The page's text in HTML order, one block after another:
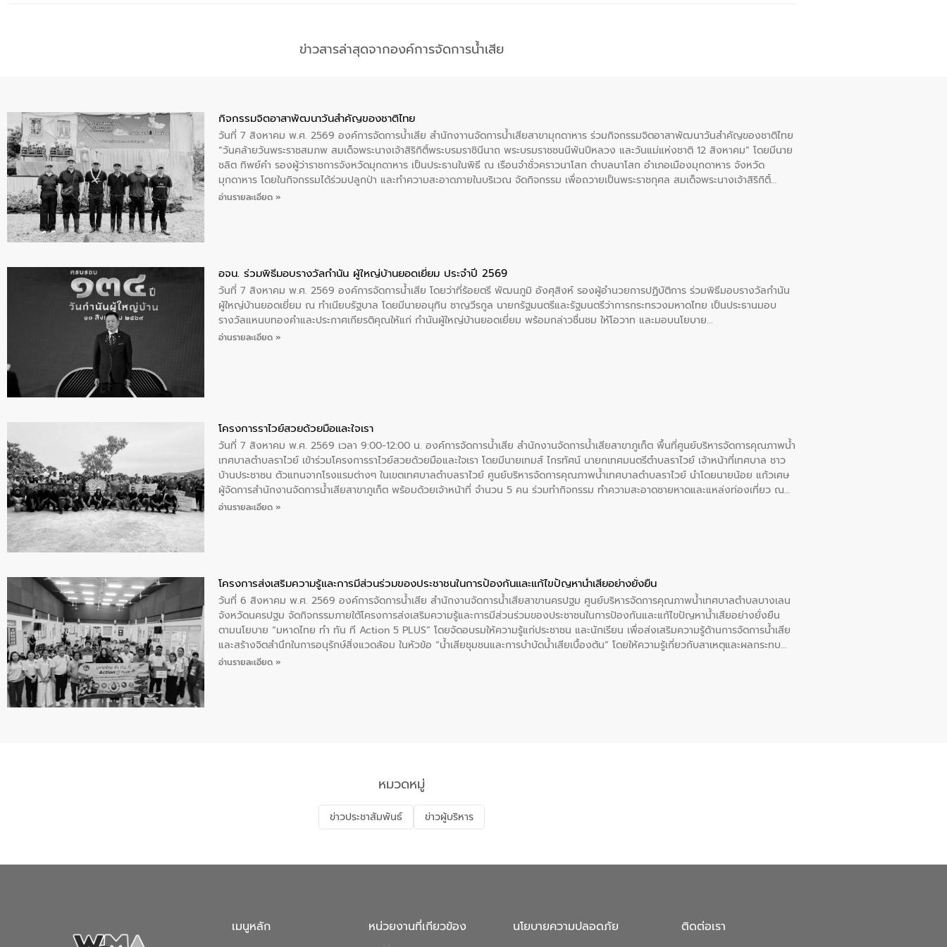
ข่าวสารล่าสุดจากองค์การจัดการน้ำเสีย
กิจกรรมจิตอาสาพัฒนาวันสําคัญของชาติไทย
วันที่ 7 สิงหาคม พ.ศ. 2569 องค์การจัดการน้ำเสีย สำนักงาานจัดการน้ำเสียสาขามุกดาหาร ร่วมกิจกรรมจิตอาสาพัฒนาวันสําคัญของชาติไทย
“วันคล้ายวันพระราชสมภพ สมเด็จพระนางเจ้าสิริกิติ์พระบรมราชินีนาถ พระบรมราชชนนีพันปีหลวง และวันแม่แห่งชาติ 12 สิงหาคม” โดยมีนาย
ชลิต ทิพย์คำ รองผู้ว่าราชการจังหวัดมุกดาหาร เป็นประธานในพิธี ณ เรือนจําชั่วคราวนาโสก ตําบลนาโสก อําเภอเมืองมุกดาหาร จังหวัด
มุกดาหาร โดยในกิจกรรมได้ร่วมปลูกป่า และทําความสะอาดภายในบริเวณ จัดกิจกรรม เพื่อถวายเป็นพระราชกุศล สมเด็จพระนางเจ้าสิริกิติ์
พระบรมราชินีนาถ พระบรมราชชนนีพันปีหลวง พร้อมถวายสัจปฏิญาณ ทำความดีด้วยหัวใจ
อ่านรายละเอียด »
อจน. ร่วมพิธีมอบรางวัลกำนัน ผู้ใหญ่บ้านยอดเยี่ยม ประจำปี 2569
วันที่ 7 สิงหาคม พ.ศ. 2569 องค์การจัดการน้ำเสีย โดยว่าที่ร้อยตรี พัฒนภูมิ อังศุสิงห์ รองผู้อำนวยการปฏิบัติการ ร่วมพิธีมอบรางวัลกำนัน
ผู้ใหญ่บ้านยอดเยี่ยม ณ ทำเนียบรัฐบาล โดยมีนายอนุทิน ชาญวีรกูล นายกรัฐมนตรีและรัฐมนตรีว่าการกระทรวงมหาดไทย เป็นประธานมอบ
รางวัลแหนบทองคำและประกาศเกียรติคุณให้แก่ กำนันผู้ใหญ่บ้านยอดเยี่ยม พร้อมกล่าวชื่นชม ให้โอวาท และมอบนโยบาย
อ่านรายละเอียด »
โครงการราไวย์สวยด้วยมือและใจเรา
วันที่ 7 สิงหาคม พ.ศ. 2569 เวลา 9:00-12:00 น. องค์การจัดการน้ำเสีย สำนักงานจัดการน้ำเสียสาขาภูเก็ต พื้นที่ศูนย์บริหารจัดการคุณภาพน้ำ
เทศบาลตำบลราไวย์ เข้าร่วมโครงการราไวย์สวยด้วยมือและใจเรา โดยมีนายเทมส์ ไกรทัศน์ นายกเทศมนตรีตำบลราไวย์ เจ้าหน้าที่เทศบาล ชาว
บ้านประชาชน ตัวแทนจากโรงแรมต่างๆ ในเขตเทศบาลตำบลราไวย์ ศูนย์บริหารจัดการคุณภาพน้ำเทศบาลตำบลราไวย์ นำโดยนายน้อย แก้วเศษ
ผู้จัดการสำนักงานจัดการน้ำเสียสาขาภูเก็ต พร้อมด้วยเจ้าหน้าที่ จำนวน 5 คน ร่วมทำกิจกรรม ทำความสะอาดชายหาดและแหล่งท่องเที่ยว ณ
บริเวณแหลมพรหมเทพ หมู่ที่ 6 ตำบลราไวย์ อำเภอเมือง จังหวัดภูเก็ต
อ่านรายละเอียด »
โครงการส่งเสริมความรู้และการมีส่วนร่วมของประชาชนในการป้องกันและแก้ไขปัญหาน้ำเสียอย่างยั่งยืน
วันที่ 6 สิงหาคม พ.ศ. 2569 องค์การจัดการน้ำเสีย สำนักงานจัดการน้ำเสียสาขานครปฐม ศูนย์บริหารจัดการคุณภาพน้ำเทศบาลตำบลบางเลน
จังหวัดนครปฐม จัดกิจกรรมภายใต้โครงการส่งเสริมความรู้และการมีส่วนร่วมของประชาชนในการป้องกันและแก้ไขปัญหาน้ำเสียอย่างยั่งยืน
ตามนโยบาย “มหาดไทย ทำ ทัน ที Action 5 PLUS” โดยจัดอบรมให้ความรู้แก่ประชาชน และนักเรียน เพื่อส่งเสริมความรู้ด้านการจัดการน้ำเสีย
และสร้างจิตสำนึกในการอนุรักษ์สิ่งแวดล้อม ในหัวข้อ “น้ำเสียชุมชนและการบำบัดน้ำเสียเบื้องต้น” โดยให้ความรู้เกี่ยวกับสาเหตุและผลกระทบ
ของน้ำเสีย แนวทางการลดการเกิดน้ำเสียจากแหล่งกำเนิด การบำบัดน้ำเสียเบื้องต้นในครัวเรือน ณ เทศบาลตำบลบางเลน จังหวัดนครปฐม
อ่านรายละเอียด »
หมวดหมู่
ข่าวประชาสัมพันธ์ ข่าวผู้บริหาร
เมนูหลัก หน่วยงานที่เกียวข้อง นโยบายความปลอดภัย ติดต่อเรา